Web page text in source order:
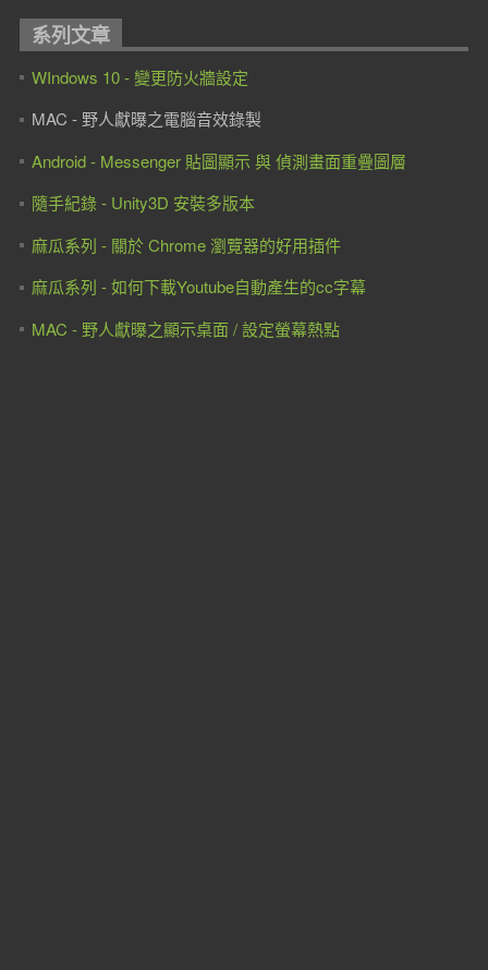
系列文章
WIndows 10 - 變更防火牆設定
MAC - 野人獻曝之電腦音效錄製
Android - Messenger 貼圖顯示 與 偵測畫面重疊圖層
隨手紀錄 - Unity3D 安裝多版本
麻瓜系列 - 關於 Chrome 瀏覽器的好用插件
麻瓜系列 - 如何下載Youtube自動產生的cc字幕
MAC - 野人獻曝之顯示桌面 / 設定螢幕熱點